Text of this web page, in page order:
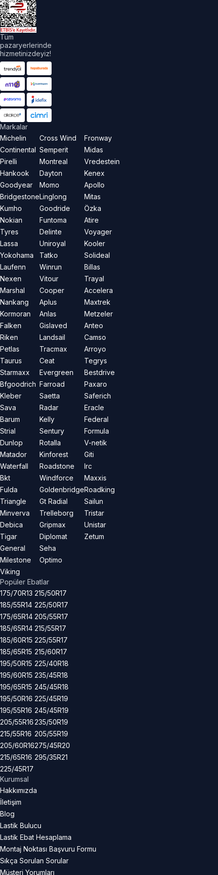
Tüm
pazaryerlerinde
hizmetinizdeyiz!
Markalar
Michelin
Continental
Pirelli
Hankook
Goodyear
Bridgestone
Kumho
Nokian
Tyres
Lassa
Yokohama
Laufenn
Nexen
Marshal
Nankang
Kormoran
Falken
Riken
Petlas
Taurus
Starmaxx
Bfgoodrich
Kleber
Sava
Barum
Strial
Dunlop
Matador
Waterfall
Bkt
Fulda
Triangle
Minverva
Debica
Tigar
General
Milestone
Viking
Cross Wind
Semperit
Montreal
Dayton
Momo
Linglong
Goodride
Funtoma
Delinte
Uniroyal
Tatko
Winrun
Vitour
Cooper
Aplus
Anlas
Gislaved
Landsail
Tracmax
Ceat
Evergreen
Farroad
Saetta
Radar
Kelly
Sentury
Rotalla
Kinforest
Roadstone
Windforce
Goldenbridge
Gt Radial
Trelleborg
Gripmax
Diplomat
Seha
Optimo
Fronway
Midas
Vredestein
Kenex
Apollo
Mitas
Özka
Atire
Voyager
Kooler
Solideal
Billas
Trayal
Accelera
Maxtrek
Metzeler
Anteo
Camso
Arroyo
Tegrys
Bestdrive
Paxaro
Saferich
Eracle
Federal
Formula
V-netik
Giti
Irc
Maxxis
Roadking
Sailun
Tristar
Unistar
Zetum
Popüler Ebatlar
175/70R13
185/55R14
175/65R14
185/65R14
185/60R15
185/65R15
195/50R15
195/60R15
195/65R15
195/50R16
195/55R16
205/55R16
215/55R16
205/60R16
215/65R16
225/45R17
215/50R17
225/50R17
205/55R17
215/55R17
225/55R17
215/60R17
225/40R18
235/45R18
245/45R18
225/45R19
245/45R19
235/50R19
205/55R19
275/45R20
295/35R21
Kurumsal
Hakkımızda
İletişim
Blog
Lastik Bulucu
Lastik Ebat Hesaplama
Montaj Noktası Başvuru Formu
Sıkça Sorulan Sorular
Müşteri Yorumları